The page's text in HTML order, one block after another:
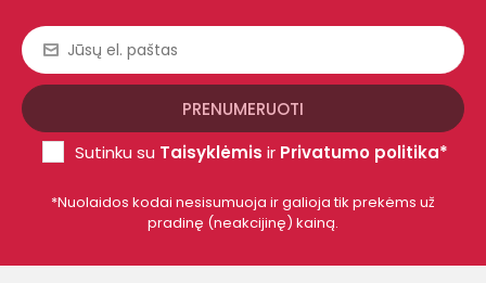
Sutinku su Taisyklėmis ir Privatumo politika*
*Nuolaidos kodai nesisumuoja ir galioja tik prekėms už
pradinę (neakcijinę) kainą.